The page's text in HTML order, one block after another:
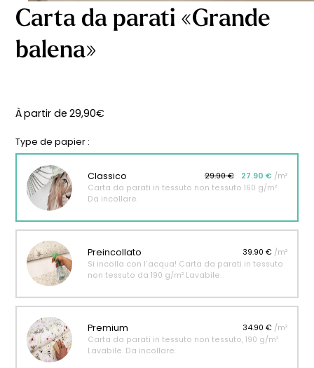
Carta da parati «Grande
balena»
À partir de29,90€
Type de papier :
Classico 29.90 € 27.90 € /m²
Carta da parati in tessuto non tessuto 160 g/m²
Da incollare.
Preincollato 39.90 € /m²
Si incolla con l'acqua! Carta da parati in tessuto
non tessuto da 190 g/m² Lavabile.
Premium 34.90 € /m²
Carta da parati in tessuto non tessuto, 190 g/m²
Lavabile. Da incollare.